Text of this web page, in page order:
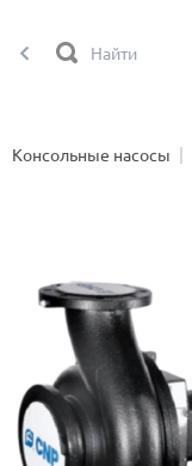
Консольные насосы